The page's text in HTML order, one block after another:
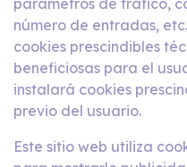
parámetros de tráfico,
número de entradas,
cookies prescindibles
beneficiosas para el
instalará cookies
previo del usuario.
Este sitio web utiliza